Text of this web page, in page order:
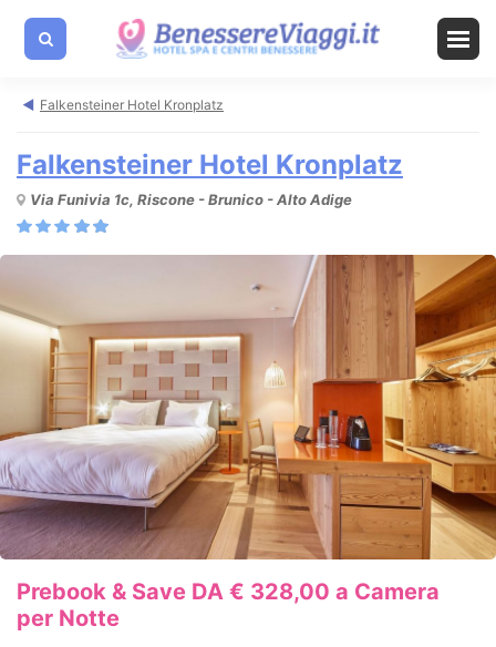
Falkensteiner Hotel Kronplatz
Falkensteiner Hotel Kronplatz
Via Funivia 1c, Riscone - Brunico - Alto Adige
Prebook & Save DA € 328,00 a Camera
per Notte